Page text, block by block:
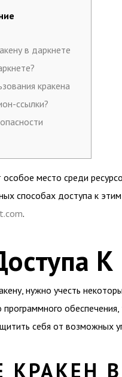
в даркнете
кракена
ссылки?
место среди
способах доступа к
.
К
нужно учесть
программного
себя от возможных
КРАКЕН